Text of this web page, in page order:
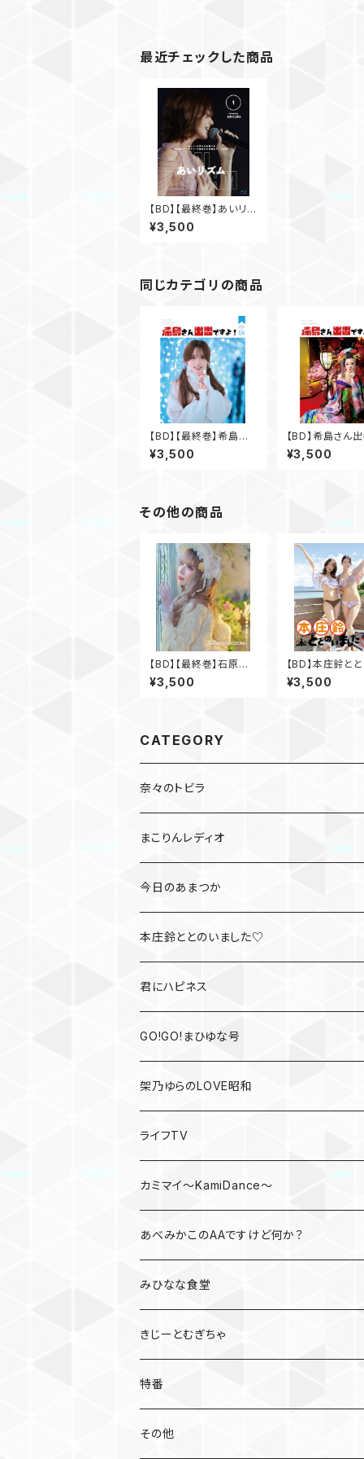
最近チェックした商品
【BD】【最終巻】あいリズ
ムVol.1
¥3,500
同じカテゴリの商品
【BD】【最終巻】希島さ
ん出番ですよ！Vol.4
¥3,500
【BD】希島さん
よ！Vol.3
¥3,500
その他の商品
【BD】【最終巻】石原希
望がなんでもやったる
で！Vol.3
¥3,500
【BD】本庄鈴と
した♡Vol.5
¥3,500
CATEGORY
奈々のトビラ
まこりんレディオ
今日のあまつか
本庄鈴ととのいました♡
君にハピネス
GO!GO!まひゆな号
架乃ゆらのLOVE昭和
ライフTV
カミマイ～KamiDance～
あべみかこのAAですけど何か？
みひなな食堂
きじーとむぎちゃ
特番
たびとも
その他